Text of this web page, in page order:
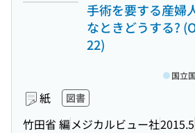
手術を要する産婦
なときどうする?
22)
紙 図書
竹田省 編 メジカルビュー社2015.5
国立